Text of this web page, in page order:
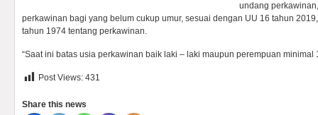
undang
perkawinan bagi yang belum cukup umur, sesuai dengan UU 16 tahun
tahun 1974 tentang perkawinan.
“Saat ini batas usia perkawinan baik laki – laki maupun perempuan minimal
Post Views: 431
Share this news